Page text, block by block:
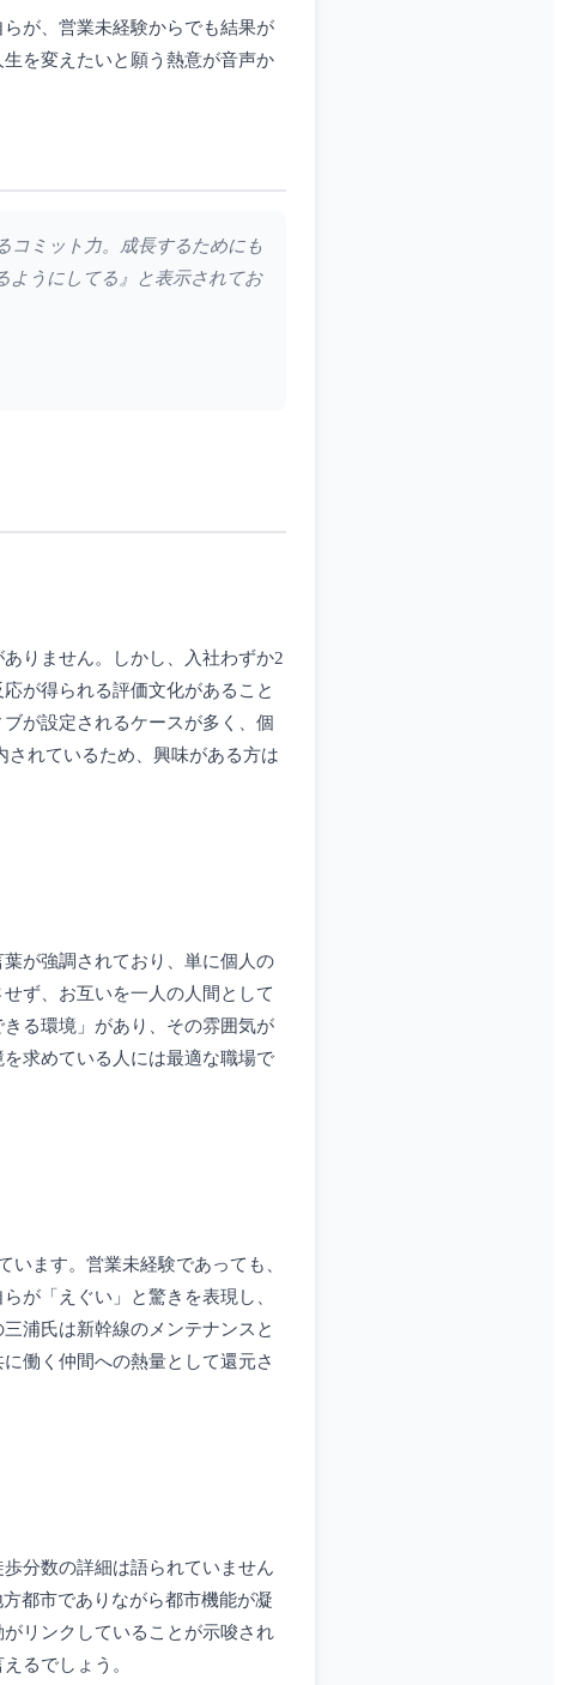
が、営業未経験からでも結果が
を変えたいと願う熱意が音声か
コミット力。成長するためにも
ようにしてる』と表示されてお
りません。しかし、入社わずか2
が得られる評価文化があること
が設定されるケースが多く、個
れているため、興味がある方は
が強調されており、単に個人の
ず、お互いを一人の人間として
る環境」があり、その雰囲気が
求めている人には最適な職場で
ます。営業未経験であっても、
が「えぐい」と驚きを表現し、
浦氏は新幹線のメンテナンスと
働く仲間への熱量として還元さ
分数の詳細は語られていません
都市でありながら都市機能が凝
リンクしていることが示唆され
るでしょう。